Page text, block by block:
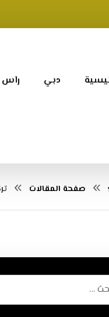
دبي راس
صفحة المقالات